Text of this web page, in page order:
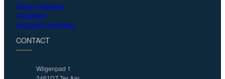
Risico’s afdekken
Hypotheek
Vermogen opbouwen
CONTACT
Wilgenpad 1